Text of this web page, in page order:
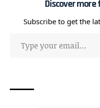
Discover
Subscribe to get the